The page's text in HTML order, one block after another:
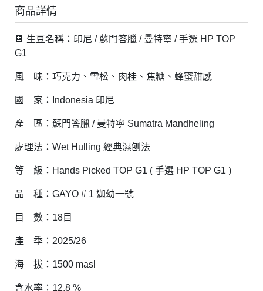
商品詳情
🍫 生豆名稱：印尼 / 蘇門答臘 / 曼特寧 / 手選 HP TOP
G1
風 味：巧克力、雪松、肉桂、焦糖、蜂蜜甜感
國 家：Indonesia 印尼
產 區：蘇門答臘 / 曼特寧 Sumatra Mandheling
處理法：Wet Hulling 經典濕刨法
等 級：Hands Picked TOP G1 ( 手選 HP TOP G1 )
品 種：GAYO # 1 迦幼一號
目 數：18目
產 季：2025/26
海 拔：1500 masl
含水率：12.8 %